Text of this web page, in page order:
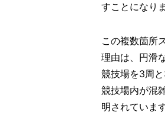
すことになりま
この複数箇所
理由は、円滑
競技場を3周
競技場内が混
明されています